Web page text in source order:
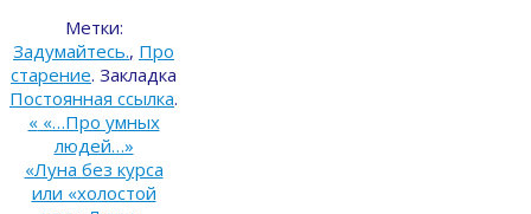
Метки:
Задумайтесь., Про
старение. Закладка
Постоянная ссылка.
««…Про умных
людей…»
«Луна без курса
или «холостой